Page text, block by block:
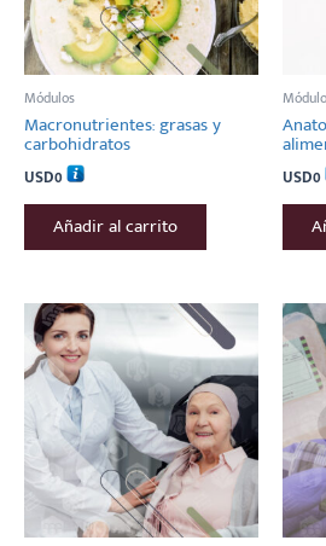
Módulos
Macronutrientes: grasas y
carbohidratos
USD0
Añadir al carrito
USD0